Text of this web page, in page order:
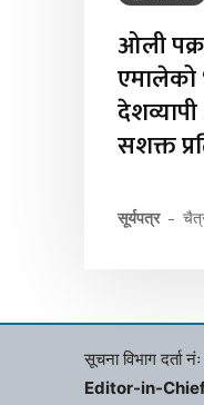
ओली
एमालेको
सशक्त
सूर्यपत्र -
सूचना विभाग
Editor-in-